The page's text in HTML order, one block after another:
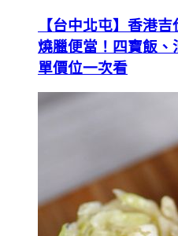
【台中北屯】香港
燒臘便當！四寶飯
單價位一次看